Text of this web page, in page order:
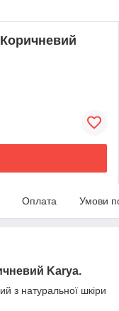
Оплата Умови
Karya.
з натуральної шкіри